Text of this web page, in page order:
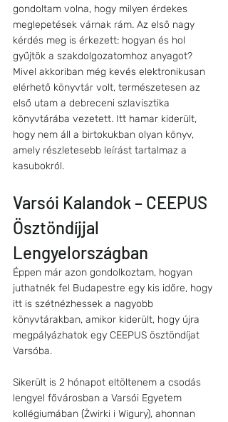
gondoltam volna, hogy milyen érdekes
meglepetések várnak rám. Az első nagy
kérdés meg is érkezett: hogyan és hol
gyűjtök a szakdolgozatomhoz anyagot?
Mivel akkoriban még kevés elektronikusan
elérhető könyvtár volt, természetesen az
első utam a debreceni szlavisztika
könyvtárába vezetett. Itt hamar kiderült,
hogy nem áll a birtokukban olyan könyv,
amely részletesebb leírást tartalmaz a
kasubokról.
Varsói Kalandok – CEEPUS
Ösztöndíjjal
Lengyelországban
Éppen már azon gondolkoztam, hogyan
juthatnék fel Budapestre egy kis időre, hogy
itt is szétnézhessek a nagyobb
könyvtárakban, amikor kiderült, hogy újra
megpályázhatok egy CEEPUS ösztöndíjat
Varsóba.
Sikerült is 2 hónapot eltöltenem a csodás
lengyel fővárosban a Varsói Egyetem
kollégiumában (Żwirki i Wigury), ahonnan